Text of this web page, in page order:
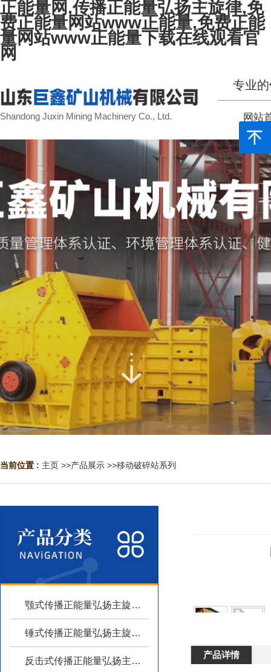
正能量网,传播正能量弘扬主旋律,免
费正能量网站www正能量,免费正能
量网站www正能量下载在线观看官
网
Shandong Juxin Mining Machinery Co., Ltd.
专业的
网站
当前位置 : 主页 >>产品展示 >>移动破碎站系列
颚式传播正能量弘扬主旋律系列
锤式传播正能量弘扬主旋律系列
反击式传播正能量弘扬主旋律系列
产品详情